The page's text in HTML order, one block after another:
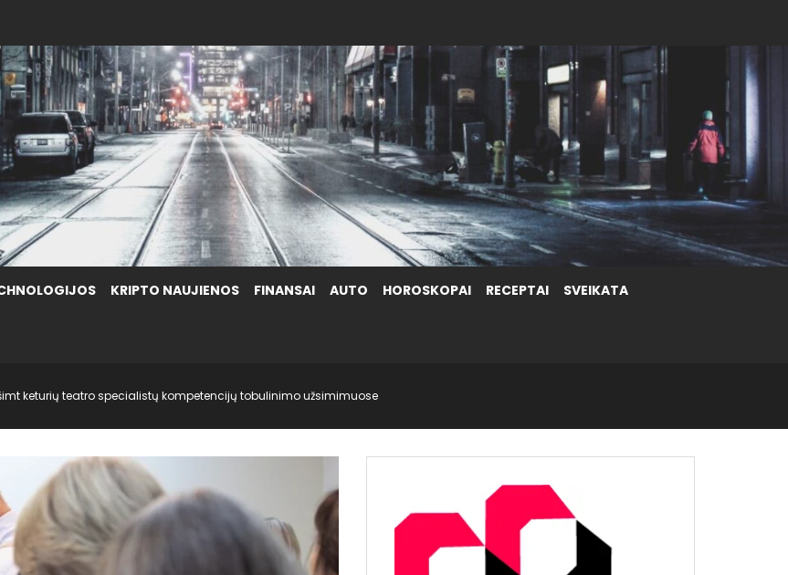
KRIPTO NAUJIENOS FINANSAI AUTO HOROSKOPAI RECEPTAI SVEIKATA
keturių teatro specialistų kompetencijų tobulinimo užsimimuose